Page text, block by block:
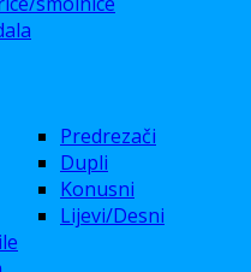
Predrezači
Dupli
Konusni
Lijevi/Desni